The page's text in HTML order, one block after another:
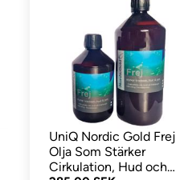
UniQ Nordic Gold Frej
Olja Som Stärker
Cirkulation, Hud och